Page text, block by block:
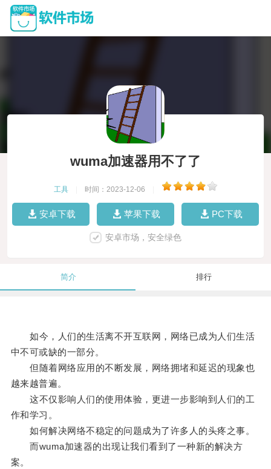
wuma加速器用不了了
工具 时间：2023-12-06
安卓下载 苹果下载 PC下载
安卓市场，安全绿色
简介 排行
如今，人们的生活离不开互联网，网络已成为人们生活
中不可或缺的一部分。
但随着网络应用的不断发展，网络拥堵和延迟的现象也
越来越普遍。
这不仅影响人们的使用体验，更进一步影响到人们的工
作和学习。
如何解决网络不稳定的问题成为了许多人的头疼之事。
而wuma加速器的出现让我们看到了一种新的解决方
案。